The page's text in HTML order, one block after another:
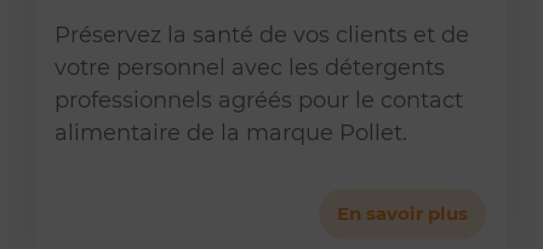
Préservez la santé de vos clients et de
votre personnel avec les détergents
professionnels agréés pour le contact
alimentaire de la marque Pollet.
En savoir plus